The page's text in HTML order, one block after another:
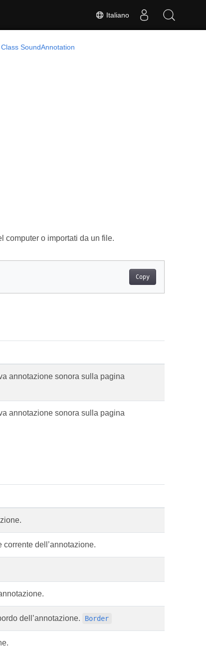
Italiano
Class SoundAnnotation
computer o importati da un file.
Copy
annotazione sonora sulla pagina
annotazione sonora sulla pagina
dell’annotazione.
dell’annotazione. Border